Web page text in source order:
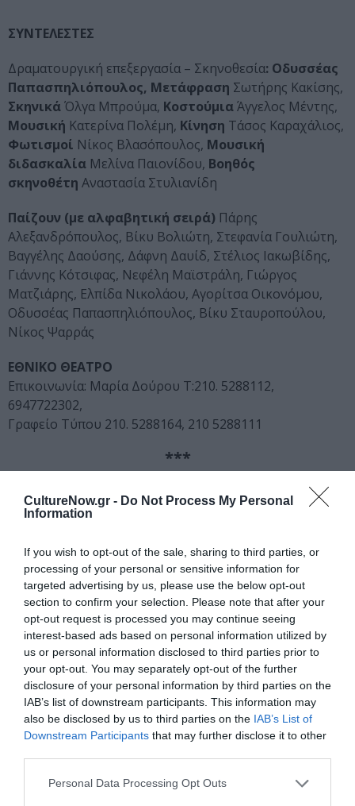
CultureNow.gr - Do Not Process My Personal
Information
If you wish to opt-out of the sale, sharing to third parties, or
processing of your personal or sensitive information for
targeted advertising by us, please use the below opt-out
section to confirm your selection. Please note that after your
opt-out request is processed you may continue seeing
interest-based ads based on personal information utilized by
us or personal information disclosed to third parties prior to
your opt-out. You may separately opt-out of the further
disclosure of your personal information by third parties on the
IAB’s list of downstream participants. This information may
also be disclosed by us to third parties on the IAB’s List of
Downstream Participants that may further disclose it to other
Personal Data Processing Opt Outs
ΣΥΝΤΕΛΕΣΤΕΣ
Δραματουργική επεξεργασία – Σκηνοθεσία: Οδυσσέας
Παπασπηλιόπουλος, Μετάφραση Σωτήρης Κακίσης,
ΣκηνικάΌλγα Μπρούμα, ΚοστούμιαΆγγελος Μέντης,
Μουσική Κατερίνα Πολέμη, Κίνηση Τάσος Καραχάλιος,
Φωτισμοί Νίκος Βλασόπουλος, Μουσική
διδασκαλία Μελίνα Παιονίδου, Βοηθός
σκηνοθέτη Αναστασία Στυλιανίδη
Παίζουν (με αλφαβητική σειρά) Πάρης
Αλεξανδρόπουλος, Βίκυ Βολιώτη, Στεφανία Γουλιώτη,
Βαγγέλης Δαούσης, Δάφνη Δαυίδ, Στέλιος Ιακωβίδης,
Γιάννης Κότσιφας, Νεφέλη Μαϊστράλη, Γιώργος
Ματζιάρης, Ελπίδα Νικολάου, Αγορίτσα Οικονόμου,
Οδυσσέας Παπασπηλιόπουλος, Βίκυ Σταυροπούλου,
Νίκος Ψαρράς
ΕΘΝΙΚΟ ΘΕΑΤΡΟ
Επικοινωνία: Μαρία Δούρου Τ:210. 5288112,
6947722302,
Γραφείο Τύπου 210. 5288164, 210 5288111
***
ΘΕΑΤΡΟ
Πολιτισμού Περιφέρειας Κεντρικής
Μακεδονίαςκαι τοΔΗ.ΠΕ.ΘΕ ΒΕΡΟΙΑΣ
Σκηνοθεσία:Γιάννης Παρασκευόπουλος –
Μετάφραση:Γιάννης Τσαρούχης
ΣΥΝΤΕΛΕΣΤΕΣ:
Σκηνοθεσία:Γιάννης Παρασκευόπουλος –
Μετάφραση:Γιάννης Τσαρούχης,Σκηνικά:Θανάσης
Κολαλάς,Κοστούμια:Σοφία Παπαδοπούλου,
Μουσική:Μάνος Μυλωνάκης,Κινησιολογία: Τάσος
Παπαδόπουλος,Φωτισμοί:Στέλιος Τζολόπουλος,
Βαγγέλης Σκυλίτσης, Μαρία